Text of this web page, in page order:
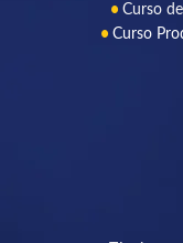
Curso
Curso